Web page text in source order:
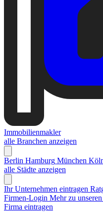
Immobilienmakler
alle Branchen anzeigen
Berlin Hamburg München
alle Städte anzeigen
Ihr Unternehmen eintragen
Firmen-Login Mehr zu
Firma eintragen